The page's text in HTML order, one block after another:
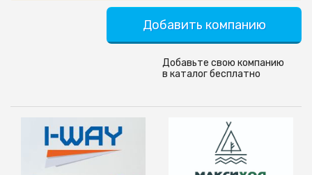
Добавить компанию
Добавьте свою компанию
в каталог бесплатно